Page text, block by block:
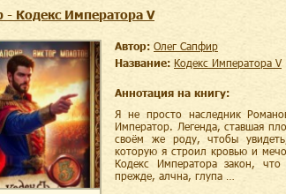
- Кодекс Императора V
Автор:
Олег Сапфир
Название:
Кодекс Императора V
Аннотация на книгу:
Я не просто наследник
Император. Легенда, ставшая
своём же роду, чтобы
которую я строил кровью и
Кодекс Императора закон,
прежде, алчна, глупа …